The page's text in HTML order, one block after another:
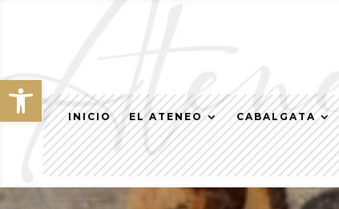
Abrir barra de herramientas
INICIO EL ATENEO CABALGATA